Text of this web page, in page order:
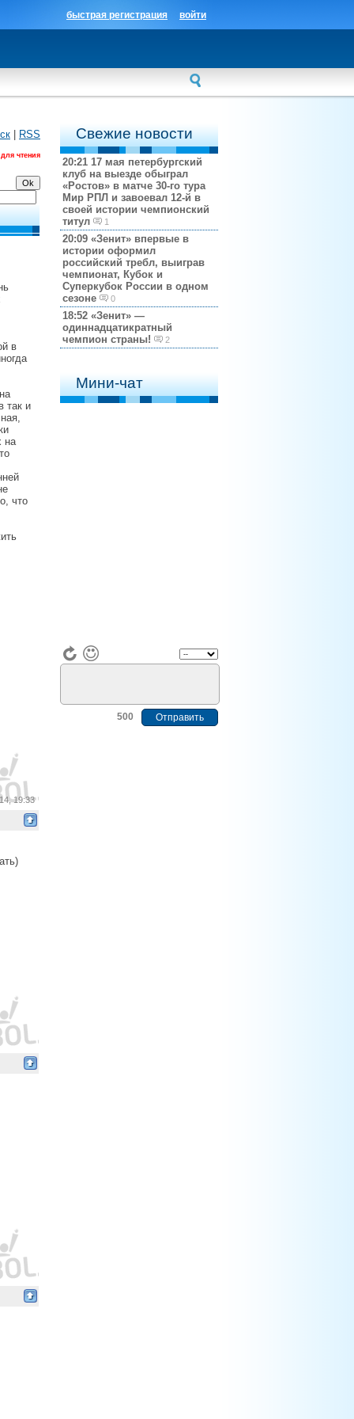
войти
быстрая регистрация
Свежие новости
20:21 17 мая петербургский
клуб на выезде обыграл
«Ростов» в матче 30-го тура
Мир РПЛ и завоевал 12-й в
своей истории чемпионский
титул
1
20:09 «Зенит» впервые в
истории оформил
российский требл, выиграв
чемпионат, Кубок и
Суперкубок России в одном
сезоне
0
18:52 «Зенит» —
одиннадцатикратный
чемпион страны!
2
Мини-чат
500
RSS
чтения
в
так и
на
что
19:33